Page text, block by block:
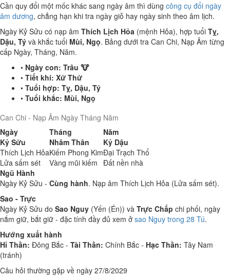
Cần quy đổi một mốc khác sang ngày âm thì dùng công cụ đổi ngày
âm dương, chẳng hạn khi tra ngày giỗ hay ngày sinh theo âm lịch.
Ngày Kỷ Sửu có nạp âm Thích Lịch Hỏa (mệnh Hỏa), hợp tuổi Tỵ,
Dậu, Tý và khắc tuổi Mùi, Ngọ. Bảng dưới tra Can Chi, Nạp Âm từng
cấp Ngày, Tháng, Năm.
• Ngày con: Trâu 🐮
• Tiết khí: Xử Thử
• Tuổi hợp: Tỵ, Dậu, Tý
• Tuổi khắc: Mùi, Ngọ
Can Chi - Nạp Âm Ngày Tháng Năm
Ngày
Tháng
Năm
Kỷ Sửu
Nhâm Thân
Kỷ Dậu
Thích Lịch HỏaKiếm Phong KimĐại Trạch Thổ
Lửa sấm sét
Vàng mũi kiếm Đất nền nhà
Ngũ Hành
Ngày Kỷ Sửu - Cùng hành. Nạp âm Thích Lịch Hỏa (Lửa sấm sét).
Sao - Trực
Ngày Kỷ Sửu do Sao Nguy (Yến (Én)) và Trực Chấp chi phối, ngày
nắm giữ, bắt giữ - đặc tính đầy đủ xem ở sao Nguy trong 28 Tú.
Hướng xuất hành
Hỉ Thần: Đông Bắc - Tài Thần: Chính Bắc - Hạc Thần: Tây Nam
(tránh)
Câu hỏi thường gặp về ngày 27/8/2029